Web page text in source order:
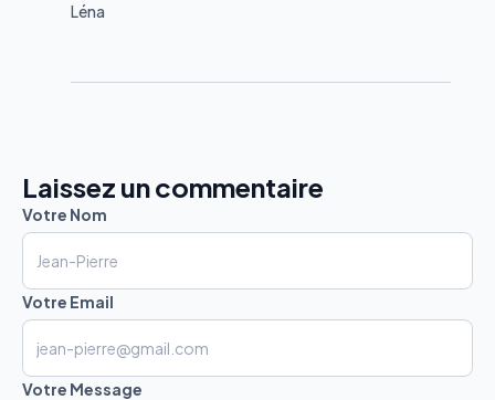
Léna
Laissez un commentaire
Votre Nom
Votre Email
Votre Message